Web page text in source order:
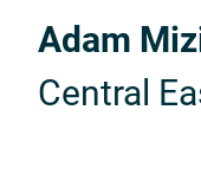
Adam
Central